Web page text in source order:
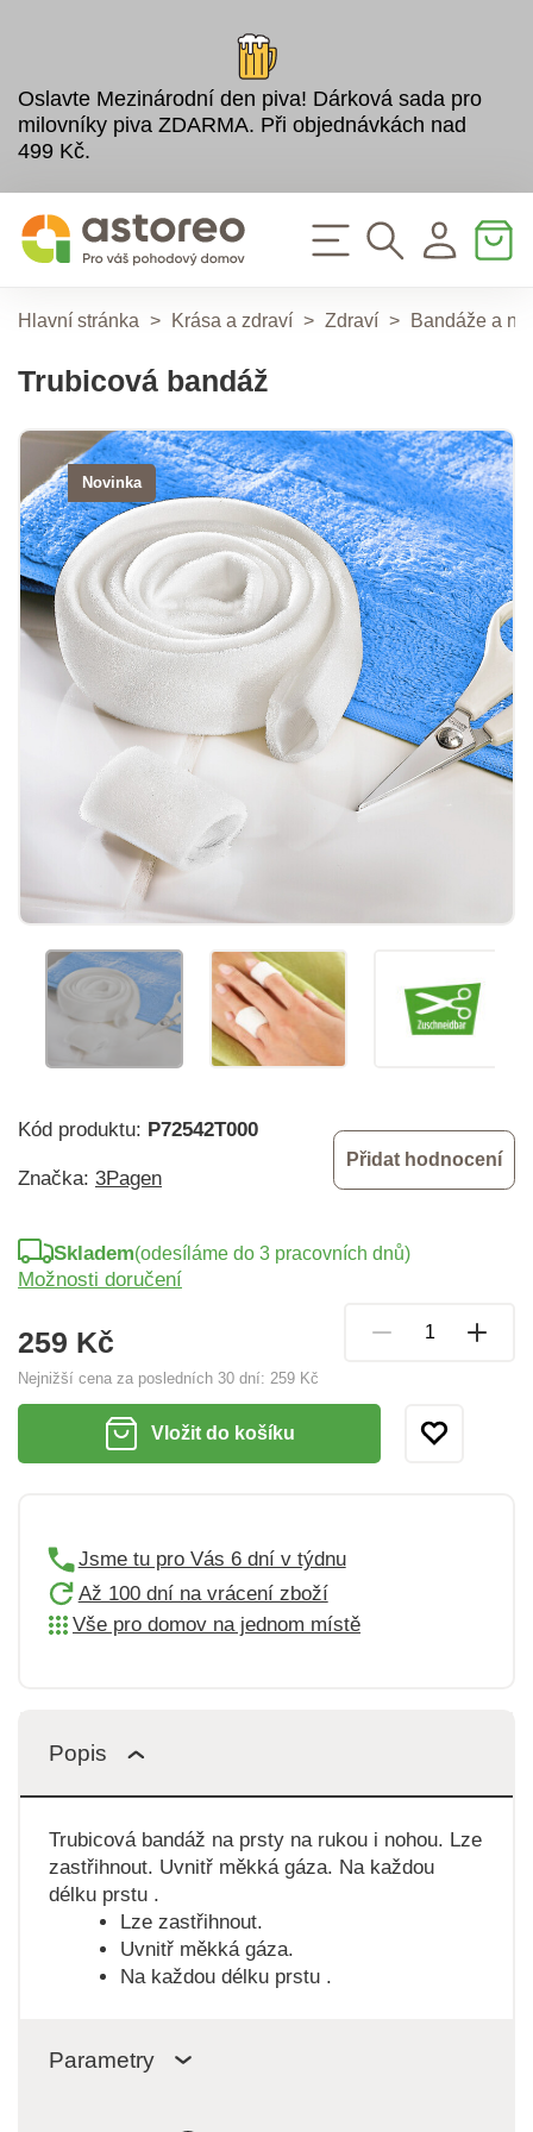
Oslavte Mezinárodní den piva! Dárková sada pro
milovníky piva ZDARMA. Při objednávkách nad
499 Kč.
Hlavní stránka > Krása a zdraví > Zdraví > Bandáže a
Trubicová bandáž
Novinka
Kód produktu: P72542T000
Značka: 3Pagen
Přidat hodnocení
259 Kč
Nejnižší cena za posledních 30 dní: 259 Kč
Skladem(odesíláme do 3 pracovních dnů)
Možnosti doručení
Vložit do košíku
Jsme tu pro Vás 6 dní v týdnu
Až 100 dní na vrácení zboží
Vše pro domov na jednom místě
Popis
Trubicová bandáž na prsty na rukou i nohou. Lze
zastřihnout. Uvnitř měkká gáza. Na každou
délku prstu .
Lze zastřihnout.
Uvnitř měkká gáza.
Na každou délku prstu .
Parametry